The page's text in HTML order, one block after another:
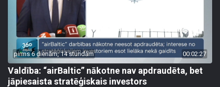
pirms 6 dienām, 14 stundām 00:02:27
Valdība: “airBaltic” nākotne nav apdraudēta, bet
jāpiesaista stratēģiskais investors